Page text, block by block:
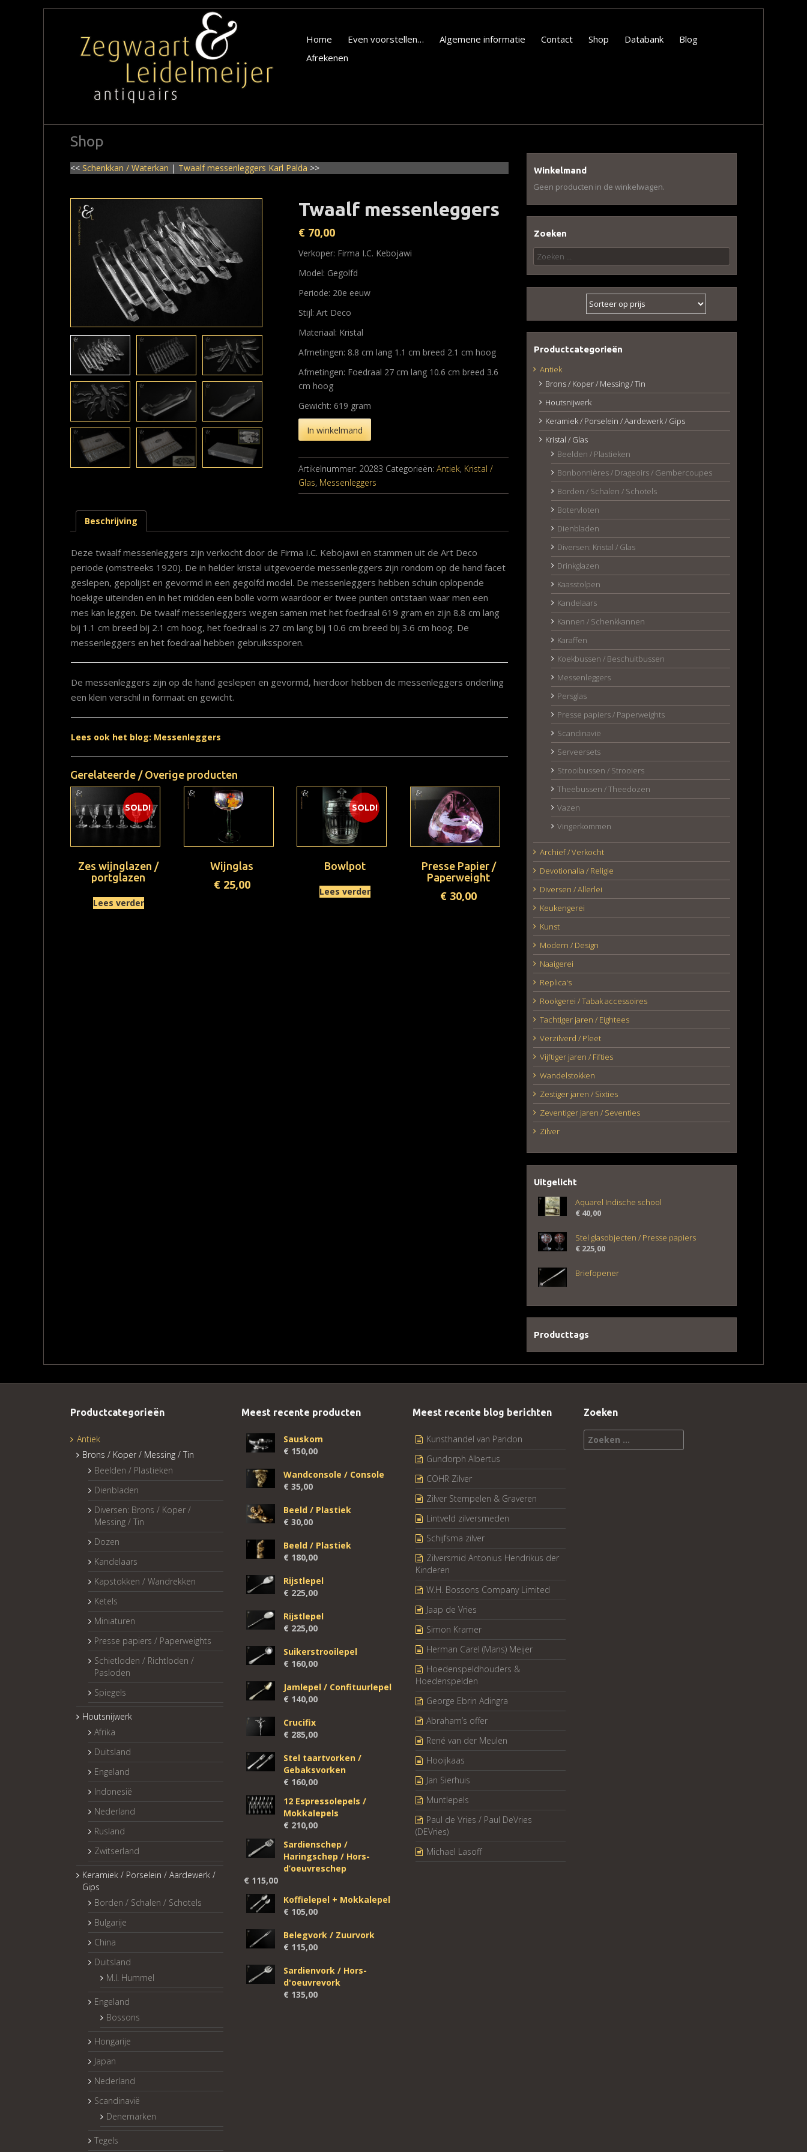
Home Even voorstellen… Algemene informatie Contact Shop Databank
Blog
Afrekenen
Shop
<< Schenkkan / Waterkan | Twaalf messenleggers Karl Palda >>
Twaalf messenleggers
€70,00
Verkoper: Firma I.C. Kebojawi
Model: Gegolfd
Periode: 20e eeuw
Stijl: Art Deco
Materiaal: Kristal
Afmetingen: 8.8 cm lang 1.1 cm breed 2.1 cm hoog
Afmetingen: Foedraal 27 cm lang 10.6 cm breed 3.6
cm hoog
Gewicht: 619 gram
In winkelmand
Artikelnummer: 20283 Categorieën: Antiek, Kristal /
Glas, Messenleggers
Beschrijving
Deze twaalf messenleggers zijn verkocht door de Firma I.C. Kebojawi en stammen uit de Art Deco
periode (omstreeks 1920). De in helder kristal uitgevoerde messenleggers zijn rondom op de hand facet
geslepen, gepolijst en gevormd in een gegolfd model. De messenleggers hebben schuin oplopende
hoekige uiteinden en in het midden een bolle vorm waardoor er twee punten ontstaan waar men een
mes kan leggen. De twaalf messenleggers wegen samen met het foedraal 619 gram en zijn 8.8 cm lang
bij 1.1 cm breed bij 2.1 cm hoog, het foedraal is 27 cm lang bij 10.6 cm breed bij 3.6 cm hoog. De
messenleggers en het foedraal hebben gebruikssporen.
De messenleggers zijn op de hand geslepen en gevormd, hierdoor hebben de messenleggers onderling
een klein verschil in formaat en gewicht.
Lees ook het blog: Messenleggers
Gerelateerde / Overige producten
SOLD!
Zes wijnglazen /
portglazen
Lees verder
Wijnglas
€25,00
SOLD!
Bowlpot
Lees verder
Presse Papier /
Paperweight
€ 30,00
Winkelmand
Geen producten in de winkelwagen.
Zoeken
Zoeken
naar:
Productcategorieën
Antiek
Brons / Koper / Messing / Tin
Houtsnijwerk
Keramiek / Porselein / Aardewerk / Gips
Kristal / Glas
Beelden / Plastieken
Bonbonnières / Drageoirs / Gembercoupes
Borden / Schalen / Schotels
Botervloten
Dienbladen
Diversen: Kristal / Glas
Drinkglazen
Kaasstolpen
Kandelaars
Kannen / Schenkkannen
Karaffen
Koekbussen / Beschuitbussen
Messenleggers
Persglas
Presse papiers / Paperweights
Scandinavië
Serveersets
Strooibussen / Strooiers
Theebussen / Theedozen
Vazen
Vingerkommen
Archief / Verkocht
Devotionalia / Religie
Diversen / Allerlei
Keukengerei
Kunst
Modern / Design
Naaigerei
Replica's
Rookgerei / Tabak accessoires
Tachtiger jaren / Eightees
Verzilverd / Pleet
Vijftiger jaren / Fifties
Wandelstokken
Zestiger jaren / Sixties
Zeventiger jaren / Seventies
Zilver
Uitgelicht
Aquarel Indische school
€ 40,00
Stel glasobjecten / Presse papiers
€ 225,00
Briefopener
Producttags
Productcategorieën
Antiek
Brons / Koper / Messing / Tin
Beelden / Plastieken
Dienbladen
Diversen: Brons / Koper /
Messing / Tin
Dozen
Kandelaars
Kapstokken / Wandrekken
Ketels
Miniaturen
Presse papiers / Paperweights
Schietloden / Richtloden /
Pasloden
Spiegels
Houtsnijwerk
Afrika
Duitsland
Engeland
Indonesië
Nederland
Rusland
Zwitserland
Keramiek / Porselein / Aardewerk /
Gips
Borden / Schalen / Schotels
Bulgarije
China
Duitsland
M.I. Hummel
Engeland
Bossons
Hongarije
Japan
Nederland
Scandinavië
Denemarken
Tegels
Meest recente producten
Sauskom
€ 150,00
Wandconsole / Console
€ 35,00
Beeld / Plastiek
€ 30,00
Beeld / Plastiek
€ 180,00
Rijstlepel
€ 225,00
Rijstlepel
€ 225,00
Suikerstrooilepel
€ 160,00
Jamlepel / Confituurlepel
€ 140,00
Crucifix
€ 285,00
Stel taartvorken /
Gebaksvorken
€ 160,00
12 Espressolepels /
Mokkalepels
€ 210,00
Sardienschep /
Haringschep / Hors-
d’oeuvreschep
€ 115,00
Koffielepel + Mokkalepel
€ 105,00
Belegvork / Zuurvork
€ 115,00
Sardienvork / Hors-
d'oeuvrevork
€ 135,00
Meest recente blog berichten
Kunsthandel van Paridon
Gundorph Albertus
COHR Zilver
Zilver Stempelen & Graveren
Lintveld zilversmeden
Schijfsma zilver
Zilversmid Antonius Hendrikus der
Kinderen
W.H. Bossons Company Limited
Jaap de Vries
Simon Kramer
Herman Carel (Mans) Meijer
Hoedenspeldhouders &
Hoedenspelden
George Ebrin Adingra
Abraham’s offer
René van der Meulen
Hooijkaas
Jan Sierhuis
Muntlepels
Paul de Vries / Paul DeVries
(DEVries)
Michael Lasoff
Zoeken
Zoeken
naar: